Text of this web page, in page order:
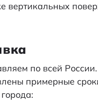
вертикальных
по всей
примерные